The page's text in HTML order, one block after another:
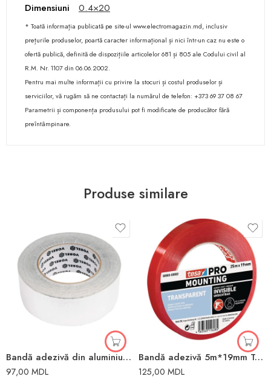
Dimensiuni
0.4×20
* Toată informația publicată pe site-ul www.electromagazin.md, inclusiv
prețurile produselor, poartă caracter informațional și nici într-un caz nu este o
ofertă publică, definită de dispozițiile articolelor 681 și 805 ale Codului civil al
R.M. Nr. 1107 din 06.06.2002.
Pentru mai multe informații cu privire la stocuri și costul produselor și
serviciilor, vă rugăm să ne contactați la numărul de telefon: +373 69 37 08 67
Parametrii și componența produsului pot fi modificate de producător fără
preîntâmpinare.
Produse similare
Bandă adezivă din aluminiu 48mm x 50m
97,00 MDL
Bandă adezivă 5m*19mm Tesa
125,00 MDL